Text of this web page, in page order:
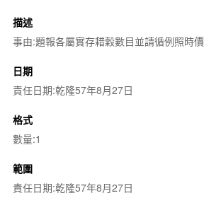
描述
事由:題報各屬實存耤穀數目並請循例照時
日期
責任日期:乾隆57年8月27日
格式
數量:1
範圍
責任日期:乾隆57年8月27日